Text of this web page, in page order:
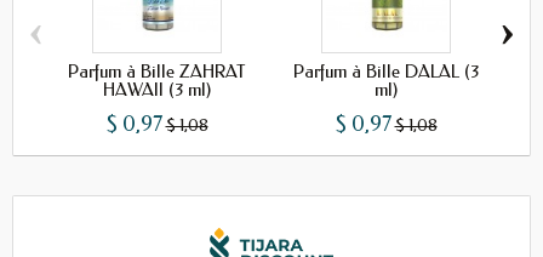
Parfum à Bille ZAHRAT
HAWAII (3 ml)
$ 0,97$ 1,08
Parfum à Bille DALAL (3
ml)
$ 0,97$ 1,08
‹ ›